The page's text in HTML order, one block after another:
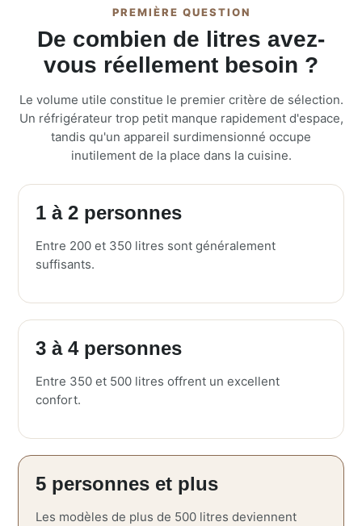
PREMIÈRE QUESTION
De combien de litres avez-
vous réellement besoin ?
Le volume utile constitue le premier critère de sélection.
Un réfrigérateur trop petit manque rapidement d'espace,
tandis qu'un appareil surdimensionné occupe
inutilement de la place dans la cuisine.
1 à 2 personnes
Entre 200 et 350 litres sont généralement
suffisants.
3 à 4 personnes
Entre 350 et 500 litres offrent un excellent
confort.
5 personnes et plus
Les modèles de plus de 500 litres deviennent